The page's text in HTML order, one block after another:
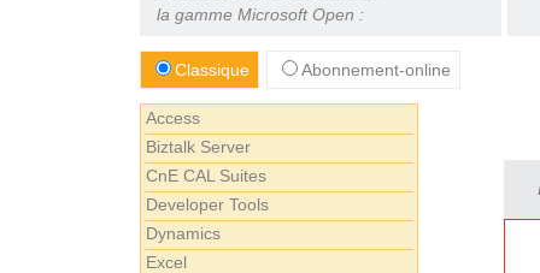
la gamme Microsoft Open :
Classique Abonnement-online
Access
Biztalk Server
CnE CAL Suites
Developer Tools
Dynamics
Excel